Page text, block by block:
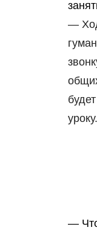
—
уроку.
—